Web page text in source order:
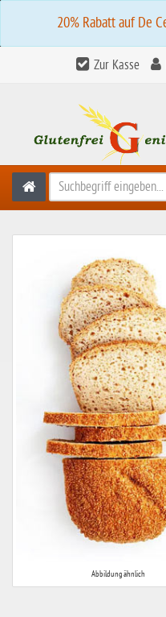
20% Rabatt auf De
Zur Kasse
Abbildung ähnlich